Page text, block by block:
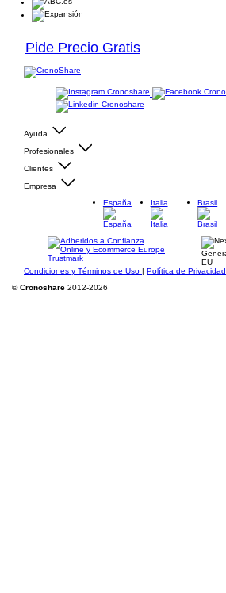
Pide Precio Gratis
Ayuda
Profesionales
Clientes
Empresa
España
Italia Brasil
Condiciones y Términos de Uso | Política de Privacidad
©Cronoshare 2012-2026